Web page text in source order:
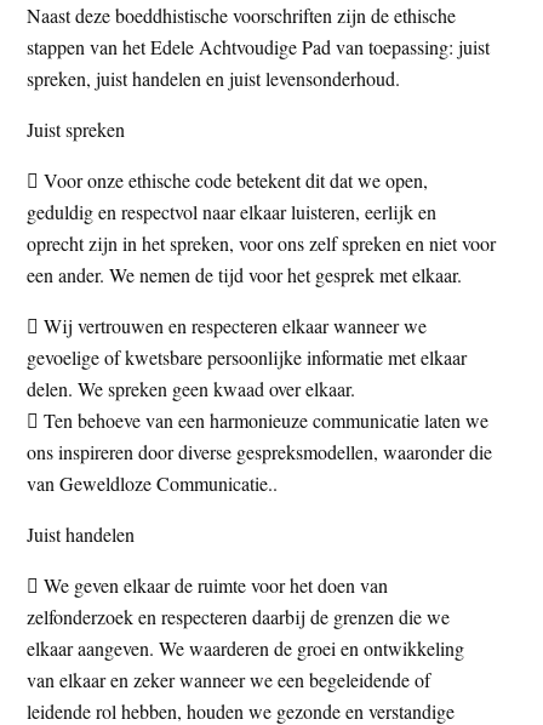
Naast deze boeddhistische voorschriften zijn de ethische
stappen van het Edele Achtvoudige Pad van toepassing: juist
spreken, juist handelen en juist levensonderhoud.
Juist spreken
 Voor onze ethische code betekent dit dat we open,
geduldig en respectvol naar elkaar luisteren, eerlijk en
oprecht zijn in het spreken, voor ons zelf spreken en niet voor
een ander. We nemen de tijd voor het gesprek met elkaar.
 Wij vertrouwen en respecteren elkaar wanneer we
gevoelige of kwetsbare persoonlijke informatie met elkaar
delen. We spreken geen kwaad over elkaar.
 Ten behoeve van een harmonieuze communicatie laten we
ons inspireren door diverse gespreksmodellen, waaronder die
van Geweldloze Communicatie..
Juist handelen
 We geven elkaar de ruimte voor het doen van
zelfonderzoek en respecteren daarbij de grenzen die we
elkaar aangeven. We waarderen de groei en ontwikkeling
van elkaar en zeker wanneer we een begeleidende of
leidende rol hebben, houden we gezonde en verstandige